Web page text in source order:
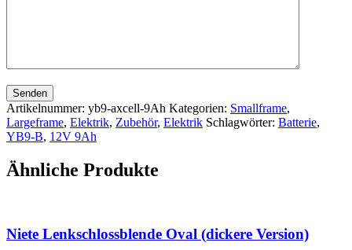
Senden
Artikelnummer: yb9-axcell-9Ah Kategorien: Smallframe,
Largeframe, Elektrik, Zubehör, Elektrik Schlagwörter: Batterie,
YB9-B, 12V 9Ah
Ähnliche Produkte
Niete Lenkschlossblende Oval (dickere Version)